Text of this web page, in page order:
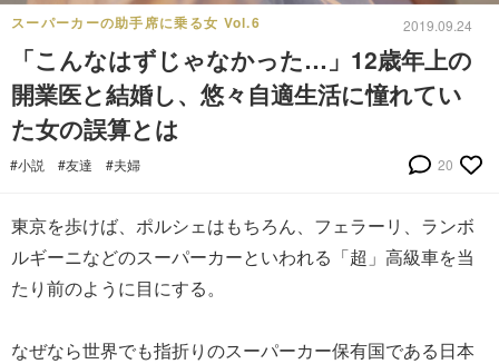
スーパーカーの助手席に乗る女 Vol.6 2019.09.24
「こんなはずじゃなかった…」12歳年上の
開業医と結婚し、悠々自適生活に憧れてい
た女の誤算とは
#小説 #友達 #夫婦 20
東京を歩けば、ポルシェはもちろん、フェラーリ、ランボ
ルギーニなどのスーパーカーといわれる「超」高級車を当
たり前のように目にする。
なぜなら世界でも指折りのスーパーカー保有国である日本